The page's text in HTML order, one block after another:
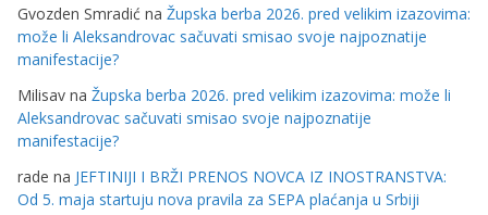
Gvozden Smradić na Župska berba 2026. pred velikim izazovima:
može li Aleksandrovac sačuvati smisao svoje najpoznatije
manifestacije?
Milisav na Župska berba 2026. pred velikim izazovima: može li
Aleksandrovac sačuvati smisao svoje najpoznatije
manifestacije?
rade na JEFTINIJI I BRŽI PRENOS NOVCA IZ INOSTRANSTVA:
Od 5. maja startuju nova pravila za SEPA plaćanja u Srbiji